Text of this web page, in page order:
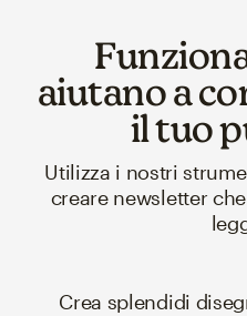
aiutano a
il tuo
Utilizza i nostri
creare newsletter
Crea splendidi